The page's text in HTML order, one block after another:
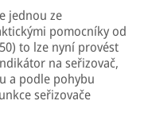
jednou ze
pomocníky od
to lze nyní provést
na seřizovač,
a podle pohybu
seřizovače